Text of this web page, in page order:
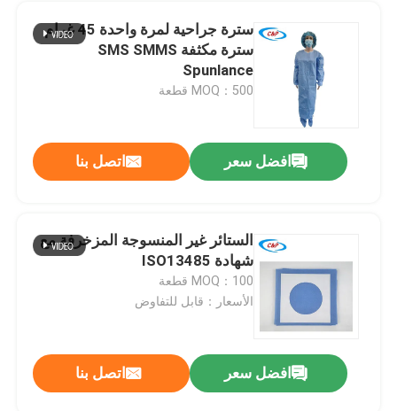
المنزل
المنتجات
فيديوهات
سترة جراحية لمرة واحدة 45 غرام
سترة مكثفة SMS SMMS
Spunlance
MOQ：500 قطعة
افضل سعر اتصل بنا
الستائر غير المنسوجة المزخرفة مع
شهادة ISO13485
MOQ：100 قطعة
الأسعار：قابل للتفاوض
افضل سعر اتصل بنا